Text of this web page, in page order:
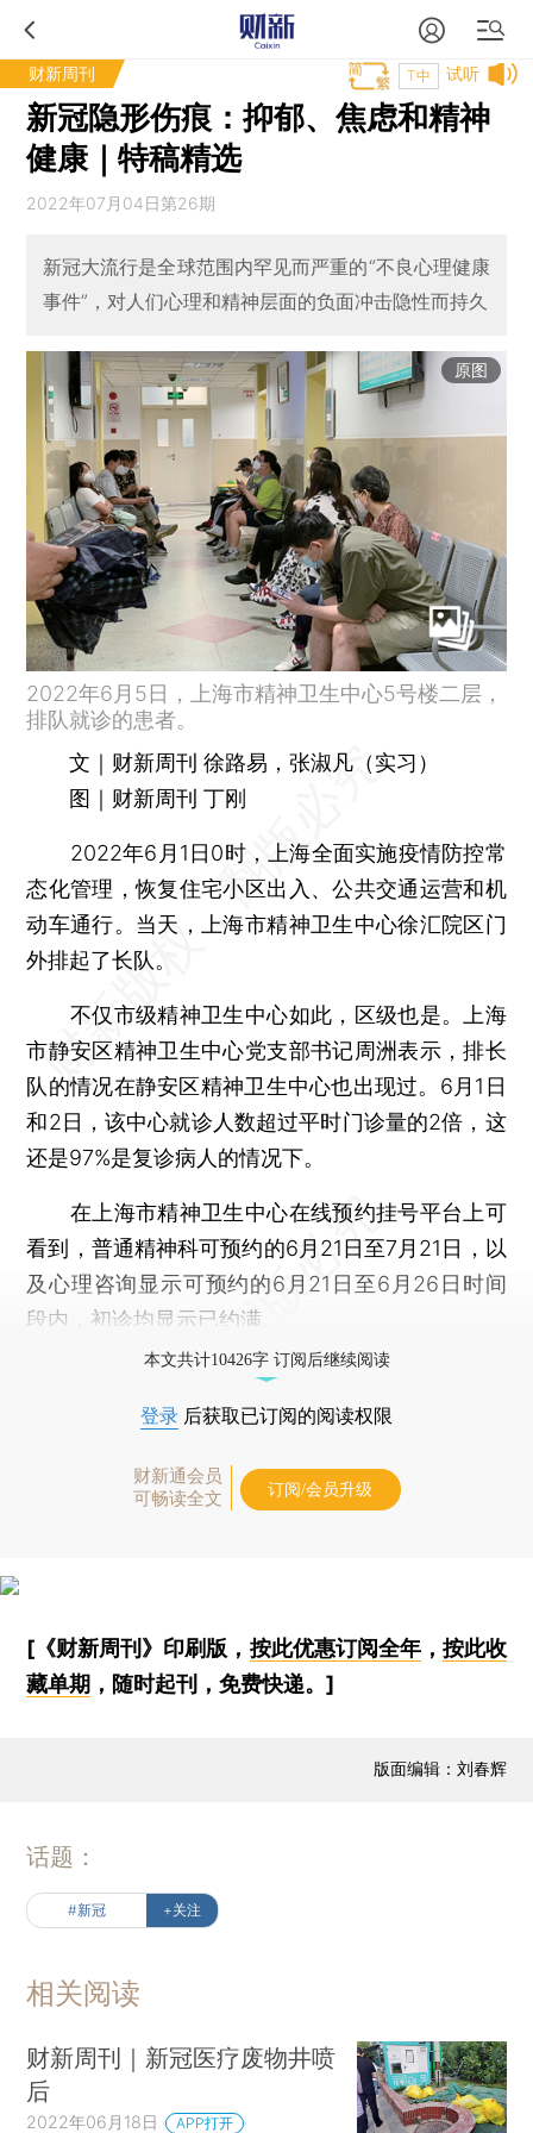
财新周刊 试听
T中
新冠隐形伤痕：抑郁、焦虑和精神
健康｜特稿精选
2022年07月04日第26期
新冠大流行是全球范围内罕见而严重的“不良心理健康
事件”，对人们心理和精神层面的负面冲击隐性而持久
原图
2022年6月5日，上海市精神卫生中心5号楼二层，
排队就诊的患者。
文｜财新周刊 徐路易，张淑凡（实习）
图｜财新周刊 丁刚
2022年6月1日0时，上海全面实施疫情防控常
态化管理，恢复住宅小区出入、公共交通运营和机
动车通行。当天，上海市精神卫生中心徐汇院区门
外排起了长队。
不仅市级精神卫生中心如此，区级也是。上海
市静安区精神卫生中心党支部书记周洲表示，排长
队的情况在静安区精神卫生中心也出现过。6月1日
和2日，该中心就诊人数超过平时门诊量的2倍，这
还是97%是复诊病人的情况下。
在上海市精神卫生中心在线预约挂号平台上可
看到，普通精神科可预约的6月21日至7月21日，以
及心理咨询显示可预约的6月21日至6月26日时间
段内，初诊均显示已约满。
本文共计10426字 订阅后继续阅读
登录 后获取已订阅的阅读权限
财新通会员
可畅读全文
订阅/会员升级
[《财新周刊》印刷版， 按此优惠订阅全年， 按此收
藏单期 ，随时起刊，免费快递。]
版面编辑：刘春辉
话题：
#新冠 +关注
相关阅读
财新周刊｜新冠医疗废物井喷
后
2022年06月18日 APP打开